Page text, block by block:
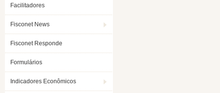
Facilitadores
Fisconet News
Fisconet Responde
Formulários
Indicadores Econômicos